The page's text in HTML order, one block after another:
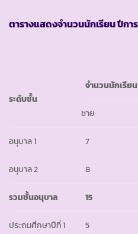
ตารางแสดงจำนวนนักเรียน ปีกา
ระดับชั้น
จำนวนนักเรีย
ชาย
อนุบาล 1 7
อนุบาล 2 8
รวมชั้นอนุบาล 15
ประถมศึกษาปีที่ 1 5